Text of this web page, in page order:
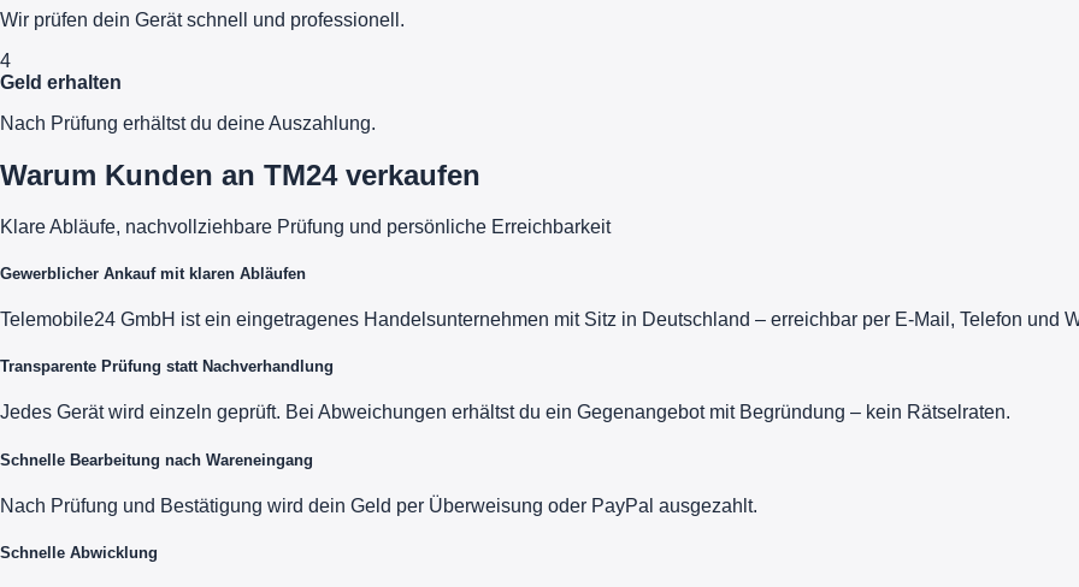
Wir prüfen dein Gerät schnell und professionell.
4
Geld erhalten
Nach Prüfung erhältst du deine Auszahlung.
Warum Kunden an TM24 verkaufen
Klare Abläufe, nachvollziehbare Prüfung und persönliche Erreichbarkeit
Gewerblicher Ankauf mit klaren Abläufen
Telemobile24 GmbH ist ein eingetragenes Handelsunternehmen mit Sitz in Deutschland – erreichbar per E-Mail, Telefon und
Transparente Prüfung statt Nachverhandlung
Jedes Gerät wird einzeln geprüft. Bei Abweichungen erhältst du ein Gegenangebot mit Begründung – kein Rätselraten.
Schnelle Bearbeitung nach Wareneingang
Nach Prüfung und Bestätigung wird dein Geld per Überweisung oder PayPal ausgezahlt.
Schnelle Abwicklung